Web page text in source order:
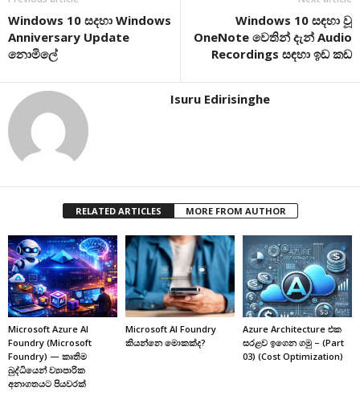
Windows 10 සදහා Windows
Anniversary Update
නොමිලේ
Windows 10 සඳහා වූ
OneNote වෙතින් දැන් Audio
Recordings සඳහා ඉඩ කඩ
Isuru Edirisinghe
RELATED ARTICLES MORE FROM AUTHOR
Microsoft Azure AI
Foundry (Microsoft
Foundry) — කෘතිම
බුද්ධියෙන් ව්‍යාපාරික
අනාගතයට පියවරක්
Microsoft AI Foundry
කියන්නෙ මොකක්ද?
Azure Architecture එක
සරළව ඉගෙන ගමු – (Part
03) (Cost Optimization)